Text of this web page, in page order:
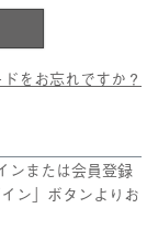
をお忘れですか？
ンまたは会員登録
ン」ボタンよりお